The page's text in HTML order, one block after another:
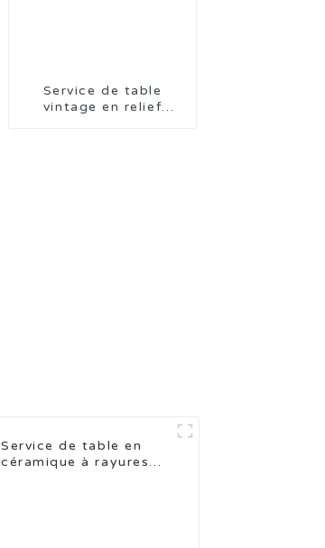
Service de table
vintage en relief
Service de table en
céramique à rayures